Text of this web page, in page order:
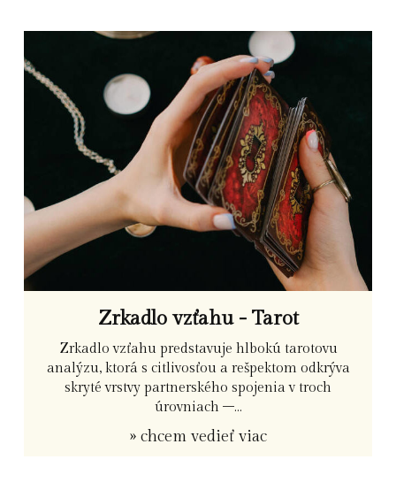
Zrkadlo vzťahu - Tarot
Zrkadlo vzťahu predstavuje hlbokú tarotovu
analýzu, ktorá s citlivosťou a rešpektom odkrýva
skryté vrstvy partnerského spojenia v troch
úrovniach –...
» chcem vedieť viac